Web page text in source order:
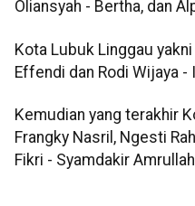
Oliansyah - Bertha, dan
Kota Lubuk Linggau
Effendi dan Rodi Wijaya -
Kemudian yang terakhir
Frangky Nasril, Ngesti
Fikri - Syamdakir